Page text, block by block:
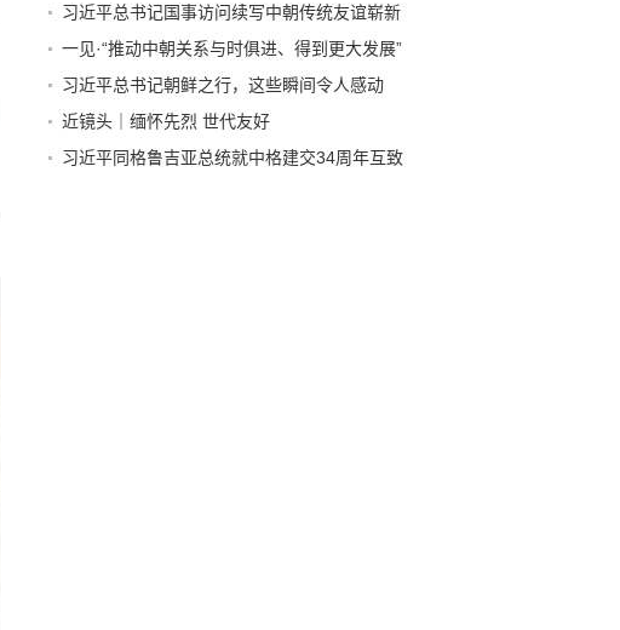
习近平总书记国事访问续写中朝传统友谊崭新
篇章
一见·“推动中朝关系与时俱进、得到更大发展”
习近平总书记朝鲜之行，这些瞬间令人感动
近镜头｜缅怀先烈 世代友好
习近平同格鲁吉亚总统就中格建交34周年互致